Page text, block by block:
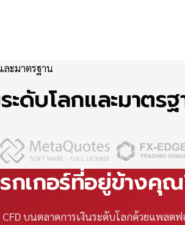
ละมาตรฐาน
บโลกและมาตรฐ
กเกอร์ที่อยู่ข้างคุ
บนตลาดการเงินระดับโลกด้วยแพลตฟ